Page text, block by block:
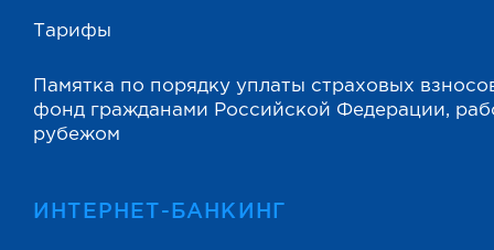
Тарифы
Памятка по порядку уплаты страховых
фонд гражданами Российской Федерации,
рубежом
ИНТЕРНЕТ-БАНКИНГ